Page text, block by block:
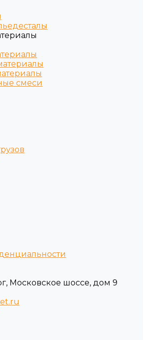
смеси
Московское шоссе, дом 9